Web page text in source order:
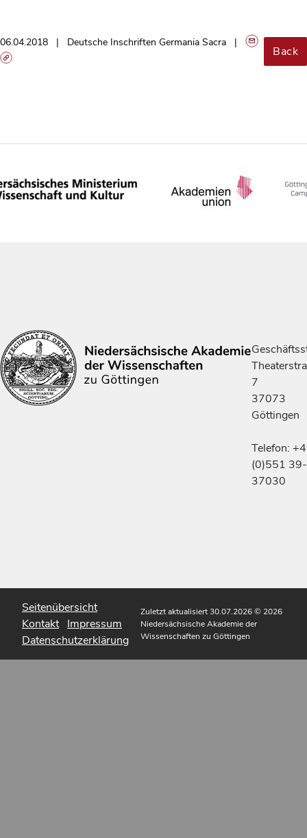
06.04.2018 Deutsche Inschriften Germania Sacra
Back
7
37073
Göttingen
Telefon:
(0)551 39-
37030
Seitenübersicht
Kontakt Impressum
Datenschutzerklärung
Zuletzt aktualisiert 30.07.2026© 2026
Niedersächsische Akademie der
Wissenschaften zu Göttingen